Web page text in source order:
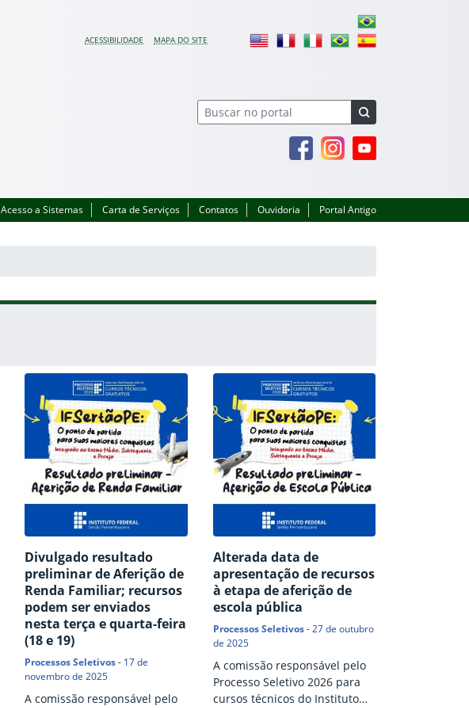
ACESSIBILIDADE MAPA DO SITE
FacebookInstagramYoutube
Acesso a Sistemas Carta de Serviços Contatos Ouvidoria Portal Antigo
Divulgado resultado
preliminar de Aferição de
Renda Familiar; recursos
podem ser enviados
nesta terça e quarta-feira
(18 e 19)
Processos Seletivos- 17 de
novembro de 2025
A comissão responsável pelo
Alterada data de
apresentação de recursos
à etapa de aferição de
escola pública
Processos Seletivos -27 de outubro
de 2025
A comissão responsável pelo
Processo Seletivo 2026 para
cursos técnicos do Instituto